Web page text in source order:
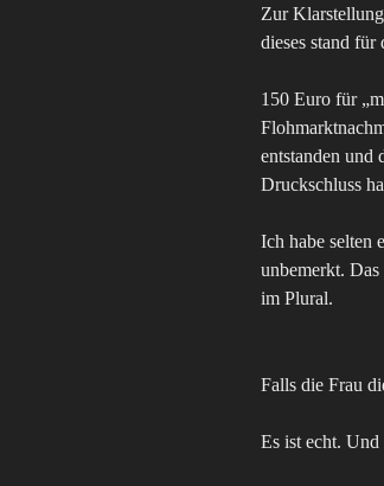
Zur
dieses stand
150 Euro für
entstanden und
Druckschluss
Ich habe selten
unbemerkt.
im Plural.
Falls die Frau
Es ist echt.